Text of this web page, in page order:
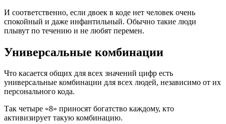
И соответственно, если двоек в коде нет человек очень
спокойный и даже инфантильный. Обычно такие люди
плывут по течению и не любят перемен.
Универсальные комбинации
Что касается общих для всех значений цифр есть
универсальные комбинации для всех людей, независимо от их
персонального кода.
Так четыре «8» приносят богатство каждому, кто
активизирует такую комбинацию.